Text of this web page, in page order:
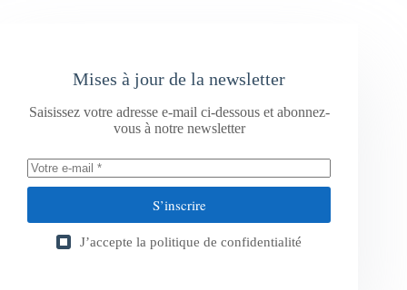
Mises à jour de la newsletter
Saisissez votre adresse e-mail ci-dessous et abonnez-
vous à notre newsletter
S’inscrire
J’accepte la politique de confidentialité